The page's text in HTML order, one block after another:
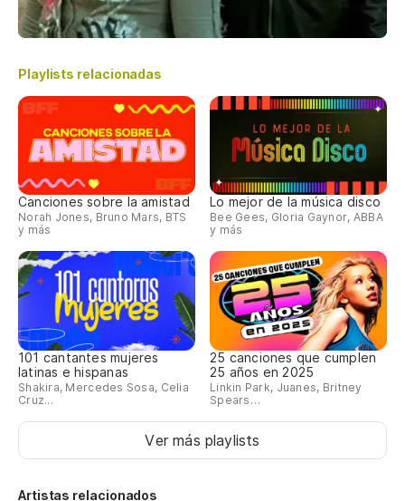
Playlists relacionadas
Canciones sobre la amistad
Norah Jones, Bruno Mars, BTS
y más
Lo mejor de la música disco
Bee Gees, Gloria Gaynor, ABBA
y más
101 cantantes mujeres
latinas e hispanas
Shakira, Mercedes Sosa, Celia
Cruz...
25 canciones que cumplen
25 años en 2025
Linkin Park, Juanes, Britney
Spears…
Ver más playlists
Artistas relacionados